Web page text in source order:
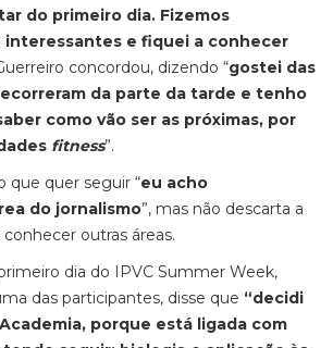
do primeiro dia. Fizemos
interessantes e fiquei a conhecer
concordou, dizendo “gostei das
da parte da tarde e tenho
como vão ser as próximas, por
fitness”.
que quer seguir “eu acho
do jornalismo”, mas não descarta a
outras áreas.
dia do IPVC Summer Week,
das participantes, disse que “decidi
porque está ligada com